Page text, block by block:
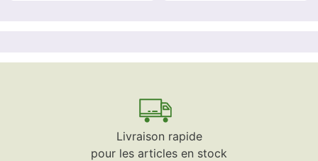
Livraison rapide
pour les articles en stock